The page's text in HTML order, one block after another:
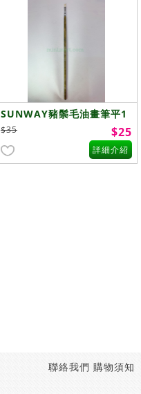
SUNWAY豬鬃毛油畫筆平1
號
$35 $25
詳細介紹
購物須知
聯絡我們